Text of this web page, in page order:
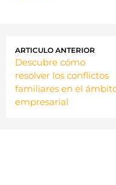
ARTICULO ANTERIOR
Descubre cómo
resolver los conflictos
familiares en el
empresarial